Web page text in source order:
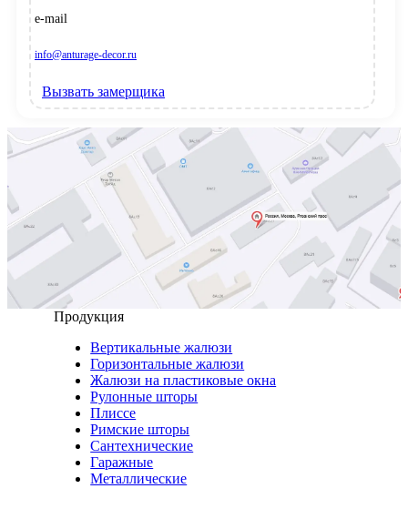
e-mail
info@anturage-decor.ru
Вызвать замерщика
Продукция
Вертикальные жалюзи
Горизонтальные жалюзи
Жалюзи на пластиковые окна
Рулонные шторы
Плиссе
Римские шторы
Сантехнические
Гаражные
Металлические